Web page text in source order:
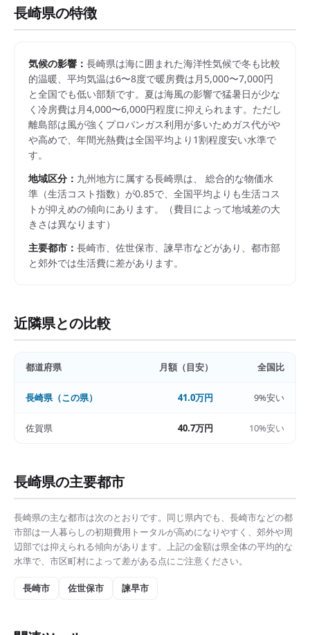
長崎県の特徴
気候の影響： 長崎県は海に囲まれた海洋性気候で冬も比較
的温暖、平均気温は6〜8度で暖房費は月5,000〜7,000円
と全国でも低い部類です。夏は海風の影響で猛暑日が少な
く冷房費は月4,000〜6,000円程度に抑えられます。ただし
離島部は風が強くプロパンガス利用が多いためガス代がや
や高めで、年間光熱費は全国平均より1割程度安い水準で
す。
地域区分： 九州地方に属する長崎県は、 総合的な物価水
準（生活コスト指数）が0.85で、 全国平均よりも生活コス
トが抑えめの傾向にあります。
（費目によって地域差の大
きさは異なります）
主要都市： 長崎市、佐世保市、諫早市などがあり、都市部
と郊外では生活費に差があります。
近隣県との比較
都道府県 月額（目安） 全国比
長崎県（この県） 41.0万円 9%安い
佐賀県 40.7万円 10%安い
長崎県の主要都市
長崎県の主な都市は次のとおりです。同じ県内でも、 長崎市などの都
市部は一人暮らしの初期費用トータルが高めになりやすく、郊外や周
辺部では抑えられる傾向があります。上記の金額は県全体の平均的な
水準で、市区町村によって差がある点にご注意ください。
長崎市 佐世保市 諫早市